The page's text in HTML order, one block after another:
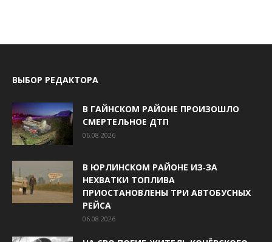
ВЫБОР РЕДАКТОРА
В ГАЙНСКОМ РАЙОНЕ ПРОИЗОШЛО
СМЕРТЕЛЬНОЕ ДТП
06.08.2026
В ЮРЛИНСКОМ РАЙОНЕ ИЗ‑ЗА
НЕХВАТКИ ТОПЛИВА
ПРИОСТАНОВЛЕНЫ ТРИ АВТОБУСНЫХ
РЕЙСА
06.08.2026